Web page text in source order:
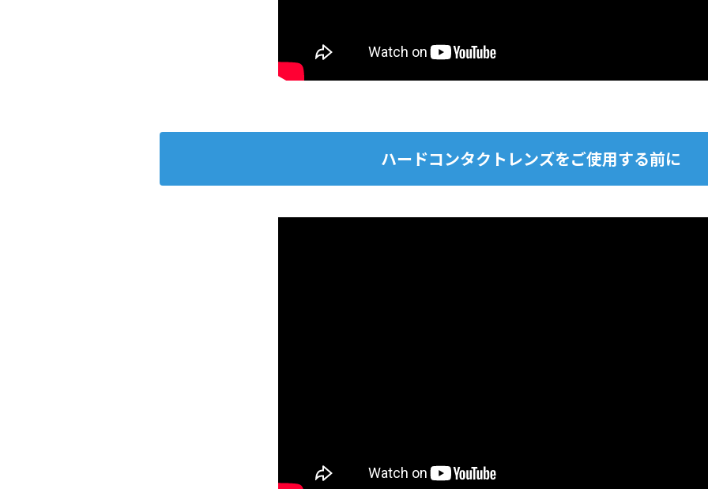
ハードコンタクトレンズをご使用する前に